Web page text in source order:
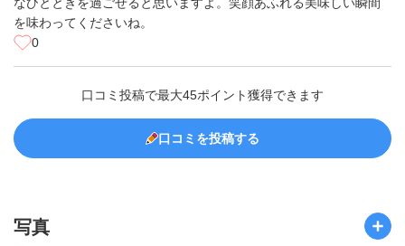
を味わってくださいね。
0
口コミ投稿で最大45ポイント獲得できます
口コミを投稿する
写真